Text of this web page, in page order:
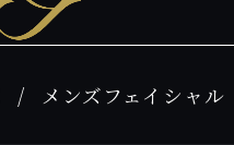
メンズフェイシャル